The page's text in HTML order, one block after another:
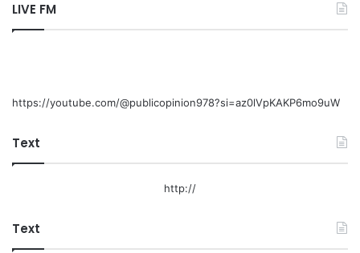
LIVE FM
https://youtube.com/@publicopinion978?si=az0lVpKAKP6mo9uW
Text
http://
Text